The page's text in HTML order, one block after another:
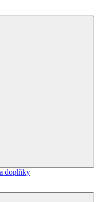
doplňky